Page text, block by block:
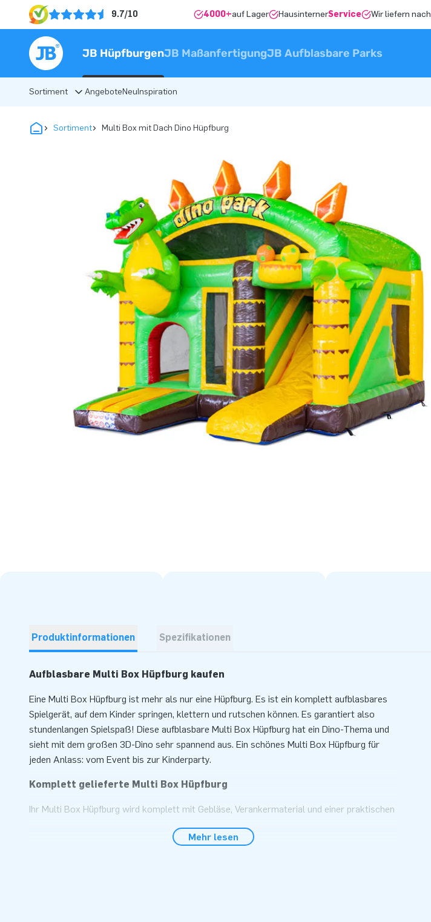
9.7/10 4000+auf Lager HausinternerService Wir liefern nach
JB HüpfburgenJB MaßanfertigungJB Aufblasbare Parks
Sortiment AngeboteNeuInspiration
Sortiment Multi Box mit Dach Dino Hüpfburg
Produktinformationen Spezifikationen
Aufblasbare Multi Box Hüpfburg kaufen
Eine Multi Box Hüpfburg ist mehr als nur eine Hüpfburg. Es ist ein komplett aufblasbares
Spielgerät, auf dem Kinder springen, klettern und rutschen können. Es garantiert also
stundenlangen Spielspaß! Diese aufblasbare Multi Box Hüpfburg hat ein Dino-Thema und
sieht mit dem großen 3D-Dino sehr spannend aus. Ein schönes Multi Box Hüpfburg für
jeden Anlass: vom Event bis zur Kinderparty.
Komplett gelieferte Multi Box Hüpfburg
Ihr Multi Box Hüpfburg wird komplett mit Gebläse, Verankermaterial und einer praktischen
professionelle Multi Box Hüpfburg nun vermieten oder selbst nutzen möchten - Sie haben
Mehr lesen